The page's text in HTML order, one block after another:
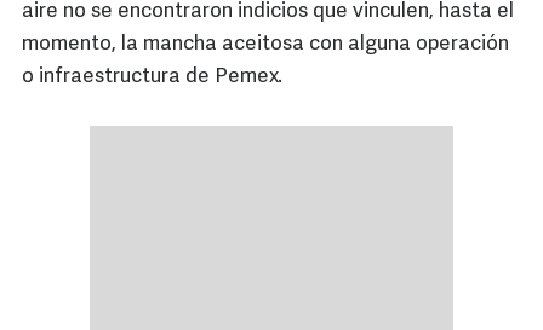
aire no se encontraron indicios que vinculen, hasta el
momento, la mancha aceitosa con alguna operación
o infraestructura de Pemex.